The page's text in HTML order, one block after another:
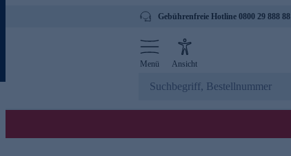
Gebührenfreie Hotline 0800 29 888 88
Menü Ansicht